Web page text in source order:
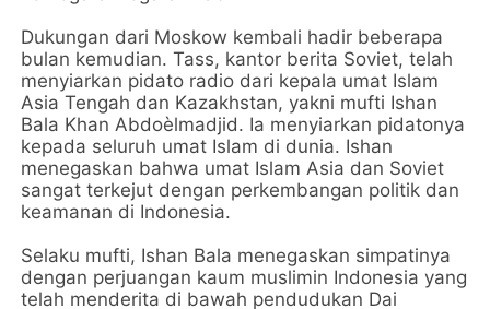
Dukungan dari Moskow kembali hadir beberapa
bulan kemudian. Tass, kantor berita Soviet, telah
menyiarkan pidato radio dari kepala umat Islam
Asia Tengah dan Kazakhstan, yakni mufti Ishan
Bala Khan Abdoèlmadjid. Ia menyiarkan pidatonya
kepada seluruh umat Islam di dunia. Ishan
menegaskan bahwa umat Islam Asia dan Soviet
sangat terkejut dengan perkembangan politik dan
keamanan di Indonesia.
Selaku mufti, Ishan Bala menegaskan simpatinya
dengan perjuangan kaum muslimin Indonesia yang
telah menderita di bawah pendudukan Dai